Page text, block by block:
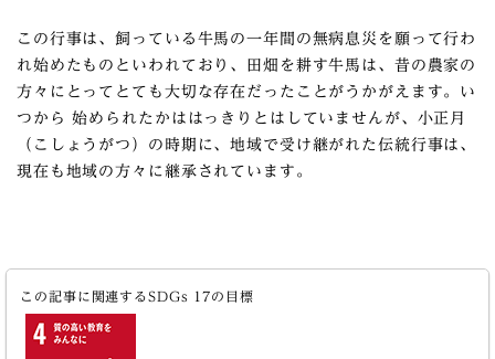
この行事は、飼っている牛馬の一年間の無病息災を願って行わ
れ始めたものといわれており、田畑を耕す牛馬は、昔の農家の
方々にとってとても大切な存在だったことがうかがえます。い
つから 始められたかははっきりとはしていませんが、小正月
（こしょうがつ）の時期に、地域で受け継がれた伝統行事は、
現在も地域の方々に継承されています。
この記事に関連するSDGs 17の目標